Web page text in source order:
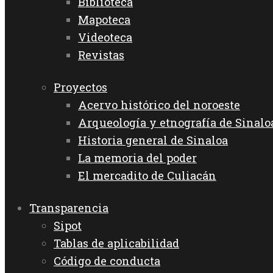
Mapoteca
Videoteca
Revistas
Proyectos
Acervo histórico del noroeste
Arqueología y etnografía de
Historia general de Sinaloa
La memoria del poder
El mercadito de Culiacán
Transparencia
Sipot
Tablas de aplicabilidad
Código de conducta